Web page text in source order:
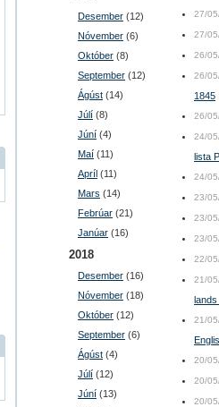
Desember (12)
Nóvember (6)
Október (8)
September (12)
Ágúst (14)
Júlí (8)
Júní (4)
Maí (11)
Apríl (11)
Mars (14)
Febrúar (21)
Janúar (16)
2018
Desember (16)
Nóvember (18)
Október (12)
September (6)
Ágúst (4)
Júlí (12)
Júní (13)
27/
27/
26/
26/
1845
26/
24/
lista
24/
23/
23/
23/
22/
21/
21/
20/
20/
20/